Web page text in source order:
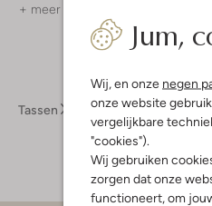
Jum,
Wij, en onze negen
onze website
vergelijkbare
"cookies").
Wij gebruiken
zorgen dat onze
functioneert, om
+ meer kleuren
Tassen Herentassen